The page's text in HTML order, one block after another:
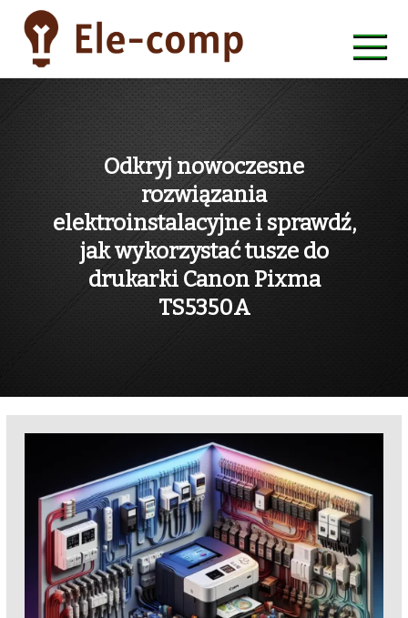
content
ele-comp
Odkryj nowoczesne
rozwiązania
elektroinstalacyjne i sprawdź,
jak wykorzystać tusze do
drukarki Canon Pixma
TS5350A